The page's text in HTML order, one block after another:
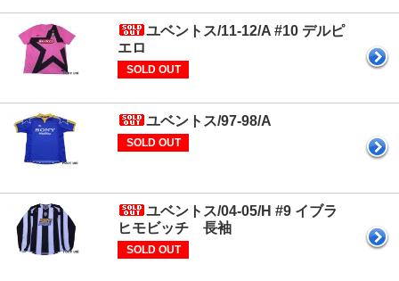
ユベントス/11-12/A #10 デルピ
エロ
SOLD OUT
ユベントス/97-98/A
SOLD OUT
ユベントス/04-05/H #9 イブラ
ヒモビッチ 長袖
SOLD OUT